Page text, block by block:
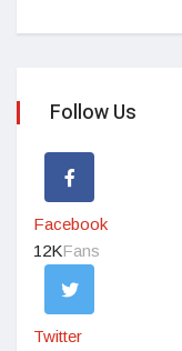
Follow Us
Facebook
12KFans
Twitter